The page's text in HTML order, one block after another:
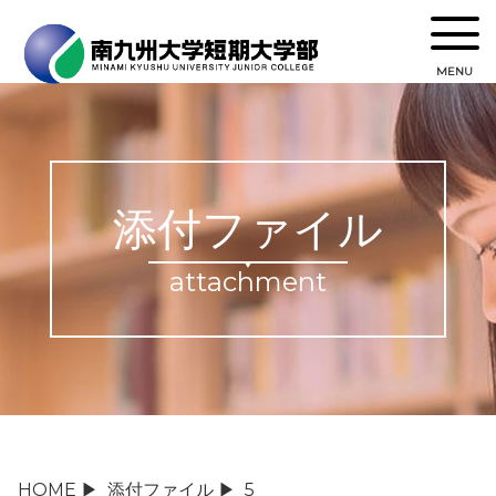
MENU
添付ファイル
attachment
HOME ▶ 添付ファイル ▶ 5